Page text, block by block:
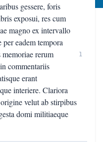
gessere, foris
exposui, res cum
magno ex intervallo
eadem tempora
rerum
commentariis
erant
interiere. Clariora
velut ab stirpibus
domi militiaeque
1